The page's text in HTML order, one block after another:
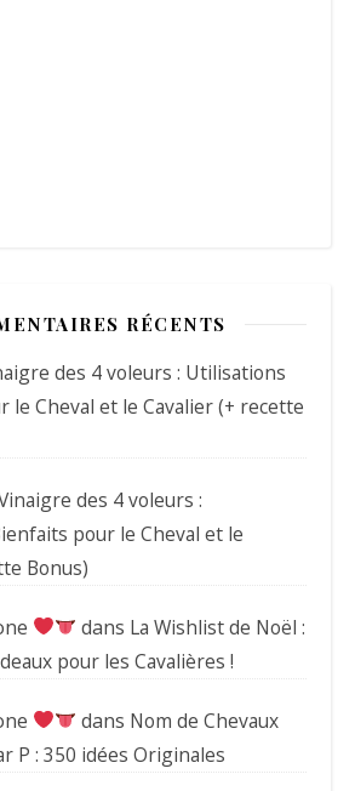
RÉCENTS
des 4 voleurs : Utilisations
le Cheval et le Cavalier (+ recette
des 4 voleurs :
pour le Cheval et le
Bonus)
dans La Wishlist de Noël :
pour les Cavalières !
dans Nom de Chevaux
P : 350 idées Originales